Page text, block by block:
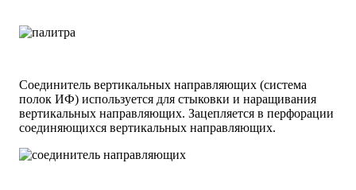
Соединитель вертикальных направляющих (система
полок ИФ) используется для стыковки и наращивания
вертикальных направляющих. Зацепляется в перфорации
соединяющихся вертикальных направляющих.